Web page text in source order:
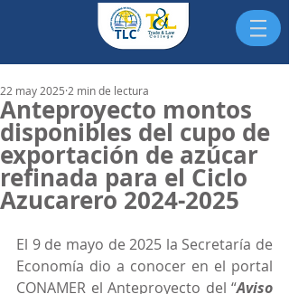
Anteproyecto montos
disponibles del cupo de
exportación de azúcar
refinada para el Ciclo
Azucarero 2024-2025
22 may 2025 2 min de lectura
El 9 de mayo de 2025 la Secretaría de
Economía dio a conocer en el portal
CONAMER el Anteproyecto del “Aviso